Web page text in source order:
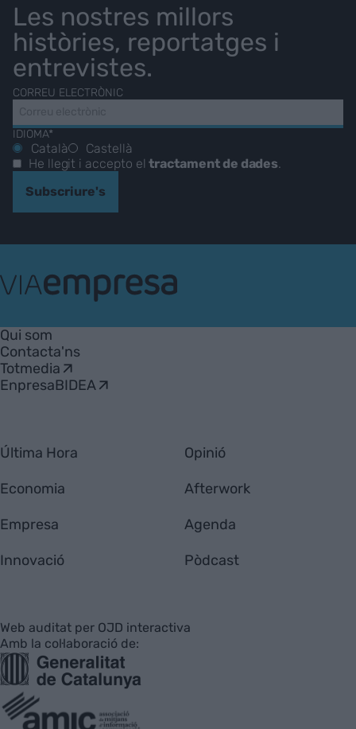
Les nostres millors
històries, reportatges i
entrevistes.
CORREU ELECTRÒNIC
IDIOMA*
Català
Castellà
He llegit i accepto eltractament de dades.
Subscriure's
Empresa
Qui som
Contacta'ns
Totmedia
EnpresaBIDEA
Última Hora
Economia
Empresa
Innovació
Opinió
Afterwork
Agenda
Pòdcast
Web auditat per OJD interactiva
Amb la col·laboració de: